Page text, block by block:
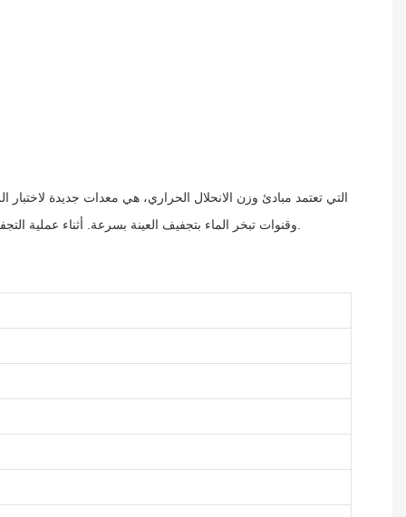
وقنوات تبخر الماء بتجفيف العينة بسرعة. أثناء عملية التجفيف، يعرض مقياس الرطوبة على الفور محتوى الرطوبة المفقود في العينة. عند اكتمال عملية التجفيف، يتم قفل العرض النهائي لقيم محتوى الرطوبة.